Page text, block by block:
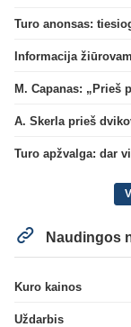
Turo anonsas:
Informacija
Turo apžvalga: dar
Naudingos
Kuro kainos
Uždarbis